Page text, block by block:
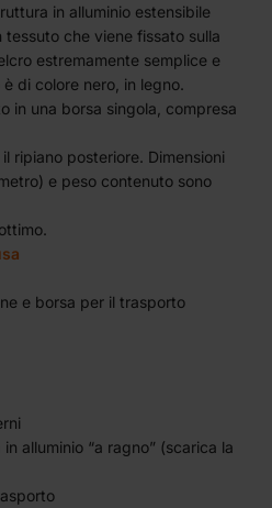
in alluminio estensibile
che viene fissato sulla
estremamente semplice e
di colore nero, in legno.
in una borsa singola, compresa
ripiano posteriore. Dimensioni
e peso contenuto sono
e borsa per il trasporto
alluminio “a ragno” (scarica la